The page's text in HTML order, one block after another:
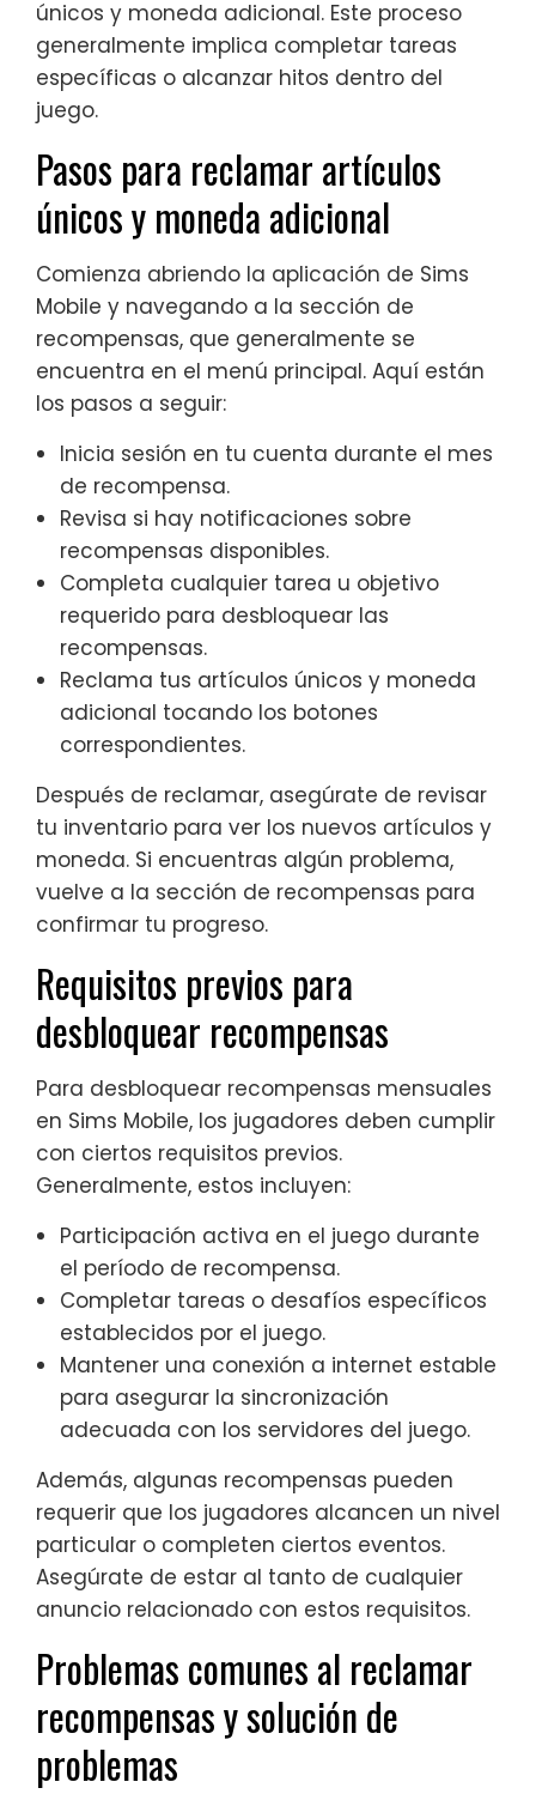
únicos y moneda adicional. Este proceso
generalmente implica completar tareas
específicas o alcanzar hitos dentro del
juego.
Pasos para reclamar artículos
únicos y moneda adicional
Comienza abriendo la aplicación de Sims
Mobile y navegando a la sección de
recompensas, que generalmente se
encuentra en el menú principal. Aquí están
los pasos a seguir:
Inicia sesión en tu cuenta durante el mes
de recompensa.
Revisa si hay notificaciones sobre
recompensas disponibles.
Completa cualquier tarea u objetivo
requerido para desbloquear las
recompensas.
Reclama tus artículos únicos y moneda
adicional tocando los botones
correspondientes.
Después de reclamar, asegúrate de revisar
tu inventario para ver los nuevos artículos y
moneda. Si encuentras algún problema,
vuelve a la sección de recompensas para
confirmar tu progreso.
Requisitos previos para
desbloquear recompensas
Para desbloquear recompensas mensuales
en Sims Mobile, los jugadores deben cumplir
con ciertos requisitos previos.
Generalmente, estos incluyen:
Participación activa en el juego durante
el período de recompensa.
Completar tareas o desafíos específicos
establecidos por el juego.
Mantener una conexión a internet estable
para asegurar la sincronización
adecuada con los servidores del juego.
Además, algunas recompensas pueden
requerir que los jugadores alcancen un nivel
particular o completen ciertos eventos.
Asegúrate de estar al tanto de cualquier
anuncio relacionado con estos requisitos.
Problemas comunes al reclamar
recompensas y solución de
problemas